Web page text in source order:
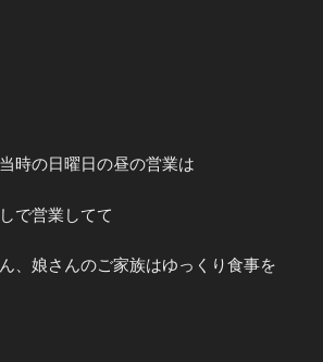
時の日曜日の昼の営業は
で営業してて
、娘さんのご家族はゆっくり食事を